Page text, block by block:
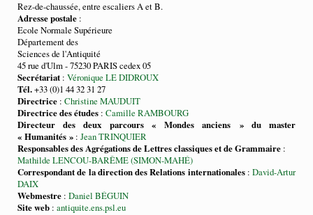
Rez-de-chaussée, entre escaliers A et B.
Adresse postale :
Ecole Normale Supérieure
Département des
Sciences de l'Antiquité
45 rue d'Ulm - 75230 PARIS cedex 05
Secrétariat : Véronique LE DIDROUX
Tél.+33 (0)1 44 32 31 27
Directrice : Christine MAUDUIT
Directrice des études : Camille RAMBOURG
Directeur des deux parcours « Mondes anciens » du master
« Humanités » : Jean TRINQUIER
Responsables des Agrégations de Lettres classiques et de Grammaire :
Mathilde LENCOU-BARÊME (SIMON-MAHÉ)
Correspondant de la direction des Relations internationales: David-Artur
DAIX
Webmestre : Daniel BÉGUIN
Site web : antiquite.ens.psl.eu